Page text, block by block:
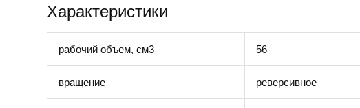
Характеристики
рабочий объем, см3 56
вращение реверсивное